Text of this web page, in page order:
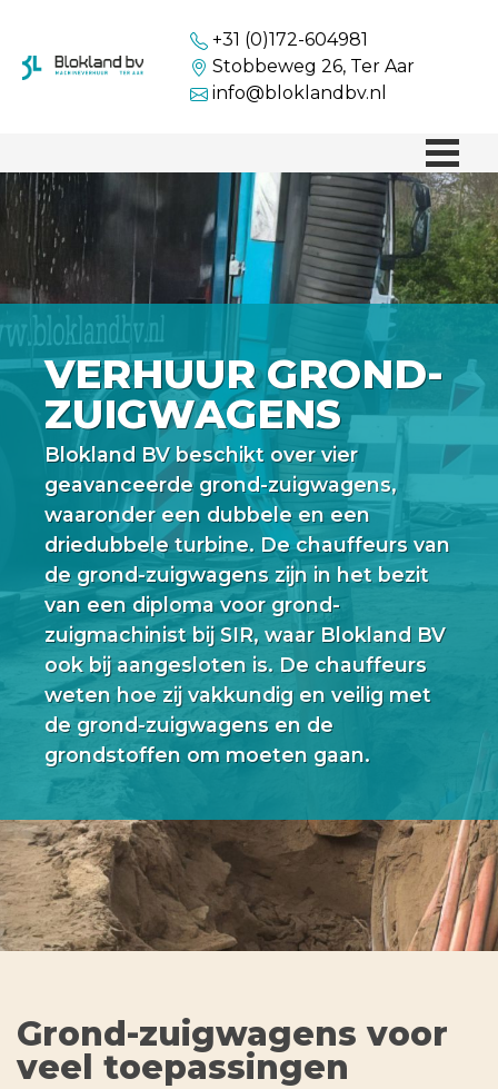
+31 (0)172-604981
Stobbeweg 26, Ter Aar
info@bloklandbv.nl
VERHUUR GROND-
ZUIGWAGENS
Blokland BV beschikt over vier
geavanceerde grond-zuigwagens,
waaronder een dubbele en een
driedubbele turbine. De chauffeurs van
de grond-zuigwagens zijn in het bezit
van een diploma voor grond-
zuigmachinist bij SIR, waar Blokland BV
ook bij aangesloten is. De chauffeurs
weten hoe zij vakkundig en veilig met
de grond-zuigwagens en de
grondstoffen om moeten gaan.
Grond-zuigwagens voor
veel toepassingen